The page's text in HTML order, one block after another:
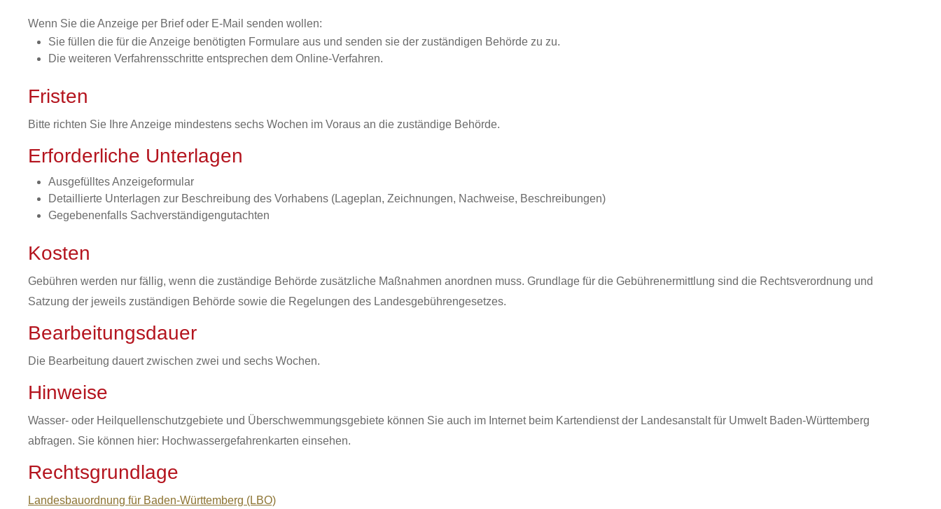
Wenn Sie die Anzeige per Brief oder E-Mail senden wollen:
Sie füllen die für die Anzeige benötigten Formulare aus und senden sie der zuständigen Behörde zu zu.
Die weiteren Verfahrensschritte entsprechen dem Online-Verfahren.
Fristen
Bitte richten Sie Ihre Anzeige mindestens sechs Wochen im Voraus an die zuständige Behörde.
Erforderliche Unterlagen
Ausgefülltes Anzeigeformular
Detaillierte Unterlagen zur Beschreibung des Vorhabens (Lageplan, Zeichnungen, Nachweise, Beschreibungen)
Gegebenenfalls Sachverständigengutachten
Kosten
Gebühren werden nur fällig, wenn die zuständige Behörde zusätzliche Maßnahmen anordnen muss. Grundlage für die Gebührenermittlung sind die Rechtsverordnung und
Satzung der jeweils zuständigen Behörde sowie die Regelungen des Landesgebührengesetzes.
Bearbeitungsdauer
Die Bearbeitung dauert zwischen zwei und sechs Wochen.
Hinweise
Wasser- oder Heilquellenschutzgebiete und Überschwemmungsgebiete können Sie auch im Internet beim Kartendienst der Landesanstalt für Umwelt Baden-Württemberg
abfragen. Sie können hier: Hochwassergefahrenkarten einsehen.
Rechtsgrundlage
Landesbauordnung für Baden-Württemberg (LBO)